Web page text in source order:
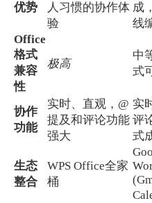
优势
人习惯的协作体
验
成
线
Office
格式
兼容
性
极高
中
式
协作
功能
实时、直观，@
提及和评论功能
强大
实
评
式
生态
整合
WPS Office全家
桶